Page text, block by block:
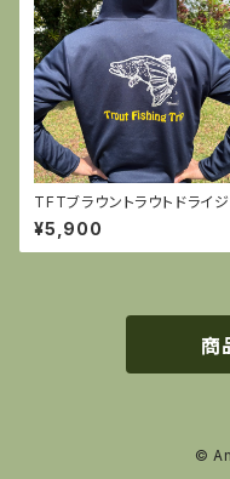
TFTブラウントラウトドライ
プパーカー（ネイビー）
¥5,900
商
©